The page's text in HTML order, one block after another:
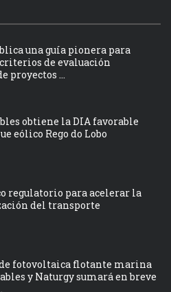
una guía pionera para
de evaluación
proyectos ...
obtiene la DIA favorable
eólico Rego do Lobo
regulatorio para acelerar la
del transporte
fotovoltaica flotante marina
y Naturgy sumará en breve